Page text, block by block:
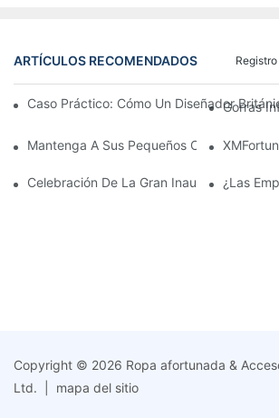
ARTÍCULOS RECOMENDADOS Registro
Caso Práctico: Cómo Un DiseñadorGorras
Mantenga A Sus Pequeños Con Estilo
Celebración De La Gran Inauguración Del
¿Las
Copyright © 2026 Ropa afortunada &
Ltd. |
mapa del sitio